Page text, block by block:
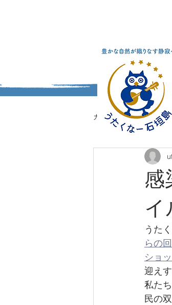
カテゴリを選択
うたくなーの学校
感
イ
うた
らの
ショ
迎え
私た
民の